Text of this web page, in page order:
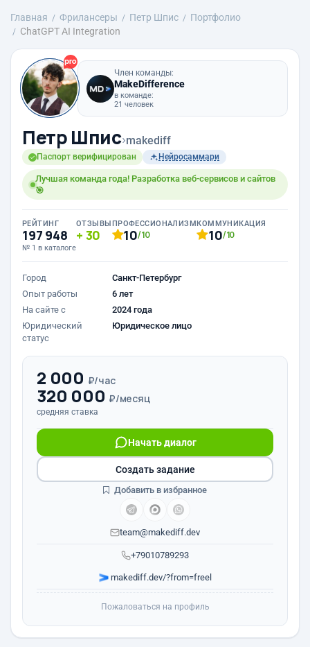
Главная Фрилансеры Петр Шпис
Портфолио
ChatGPT AI Integration
Член команды:
MakeDifference
в команде:
21 человек
Петр Шпис›makediff
Паспорт верифицирован Нейросаммари
Лучшая команда года! Разработка веб-сервисов и сайтов
🎯
РЕЙТИНГ
197 948
№ 1 в каталоге
ОТЗЫВЫ
30
ПРОФЕССИОНАЛИЗМ
10/10
КОММУНИКАЦИЯ
10/10
Город
Санкт-Петербург
Опыт работы
6 лет
На сайте с
2024 года
Юридический
статус
Юридическое лицо
2 000 ₽/час
320 000 ₽/месяц
средняя ставка
+79010789293
Начать диалог
team@makediff.dev
makediff.dev/?from=freel
Создать задание
Добавить в избранное
Пожаловаться на профиль